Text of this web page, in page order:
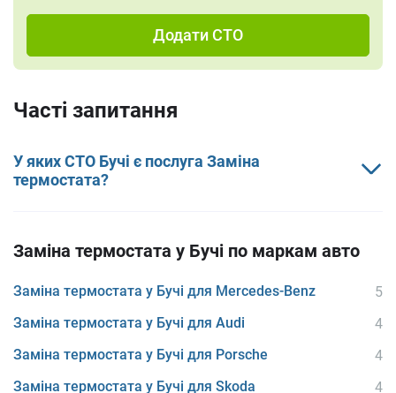
Додати СТО
Часті запитання
У яких СТО Бучі є послуга Заміна
термостата?
Заміна термостата у Бучі по маркам авто
Заміна термостата у Бучі для Mercedes-Benz
5
Заміна термостата у Бучі для Audi
4
Заміна термостата у Бучі для Porsche
4
Заміна термостата у Бучі для Skoda
4